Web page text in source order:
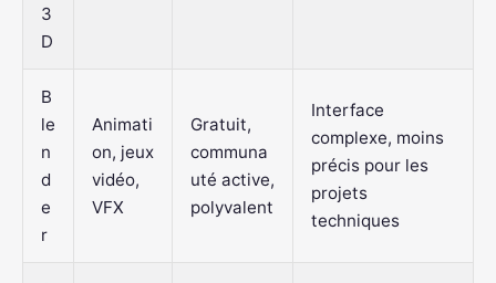
3
D
B
le
n
d
e
r
Animati
on, jeux
vidéo,
VFX
Gratuit,
communa
uté active,
polyvalent
Interface
complexe, moins
précis pour les
projets
techniques